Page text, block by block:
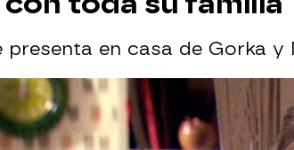
presenta en casa de Gorka